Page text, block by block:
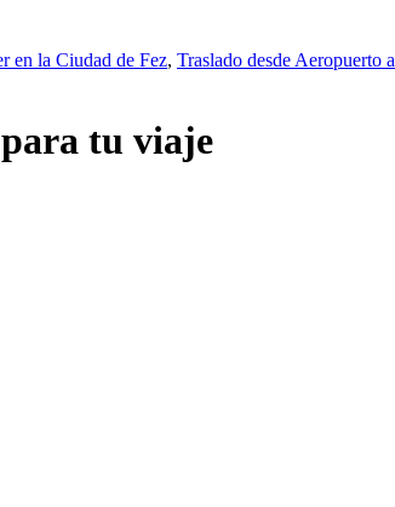
en la Ciudad de Fez, Traslado desde Aeropuerto
para tu viaje